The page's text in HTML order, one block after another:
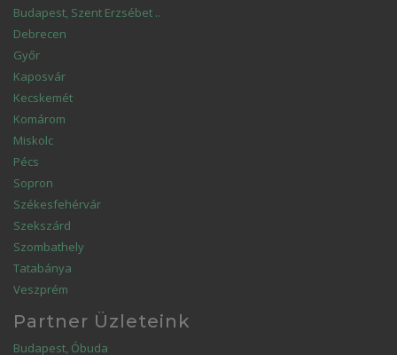
Budapest, Szent Erzsébet ..
Debrecen
Győr
Kaposvár
Kecskemét
Komárom
Miskolc
Pécs
Sopron
Székesfehérvár
Szekszárd
Szombathely
Tatabánya
Veszprém
Partner Üzleteink
Budapest, Óbuda